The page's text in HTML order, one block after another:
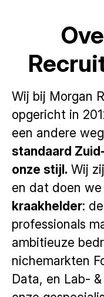
Wij bij Morgan
opgericht in
een andere
standaard
onze stijl. Wij
en dat doen we
kraakhelder:
professionals
ambitieuze
nichemarkten
Data, en Lab-